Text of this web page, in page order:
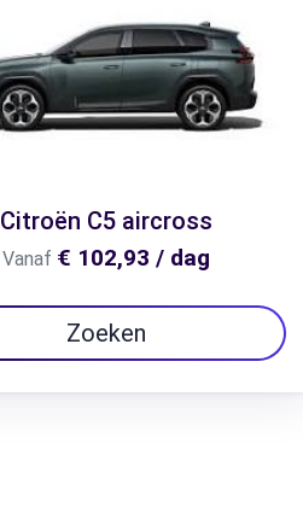
Citroën C5 aircross
Vanaf € 102,93 / dag
Zoeken